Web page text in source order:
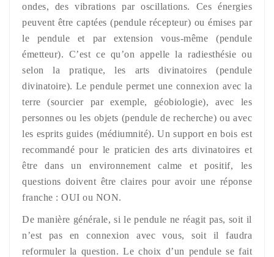
ondes, des vibrations par oscillations. Ces énergies
peuvent être captées (pendule récepteur) ou émises par
le pendule et par extension vous-même (pendule
émetteur). C’est ce qu’on appelle la radiesthésie ou
selon la pratique, les arts divinatoires (pendule
divinatoire). Le pendule permet une connexion avec la
terre (sourcier par exemple, géobiologie), avec les
personnes ou les objets (pendule de recherche) ou avec
les esprits guides (médiumnité). Un support en bois est
recommandé pour le praticien des arts divinatoires et
être dans un environnement calme et positif, les
questions doivent être claires pour avoir une réponse
franche : OUI ou NON.
De manière générale, si le pendule ne réagit pas, soit il
n’est pas en connexion avec vous, soit il faudra
reformuler la question. Le choix d’un pendule se fait